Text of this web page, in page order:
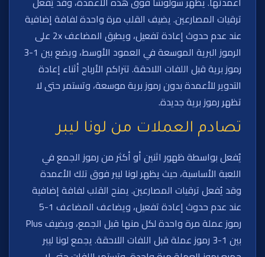
ترقيات المصارعين. يضيف القلب مرة واحدة لفافة إضافية
عند عدم حدوث إعادة تفعيل، ويطبق المضاعف 2x على
الرموز البرية الموسعة في العمود الأوسط، ويضع بين 1-3
رموز برية قبل اللفات اللاحقة. تتراكم الأرباح أثناء إعادة
التدوير للأعمدة بدون رموز برية موسعة، وتستمر حتى لا
تظهر رموز برية جديدة.
تصادم العملات من لونا ليبر
يُفعل بواسطة ظهور اثنين أو أكثر من رموز الجمع في
اللعبة الأساسية، حيث يظهر لونا ليبر فوق تلك الأعمدة
وقد يُفعل ترقيات المصارعين. يمنح القلب لفافة إضافية
عند عدم حدوث إعادة تفعيل، ويضاعف المضاعف 1-5
رموز عملة مرة واحدة لكل منها قبل الجمع، ويضيف Plus
بين 1-3 رموز عملة قبل اللفات اللاحقة. يجمع لونا ليبر